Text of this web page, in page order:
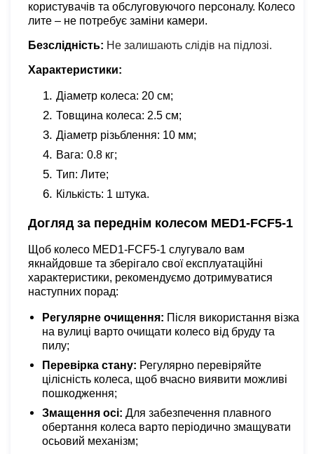
користувачів та обслуговуючого персоналу. Колесо
лите – не потребує заміни камери.
Безслідність: Не залишають слідів на підлозі.
Характеристики:
Діаметр колеса: 20 см;
Товщина колеса: 2.5 см;
Діаметр різьблення: 10 мм;
Вага: 0.8 кг;
Тип: Лите;
Кількість: 1 штука.
Догляд за переднім колесом MED1-FCF5-1
Щоб колесо MED1-FCF5-1 слугувало вам
якнайдовше та зберігало свої експлуатаційні
характеристики, рекомендуємо дотримуватися
наступних порад:
Регулярне очищення: Після використання візка
на вулиці варто очищати колесо від бруду та
пилу;
Перевірка стану: Регулярно перевіряйте
цілісність колеса, щоб вчасно виявити можливі
пошкодження;
Змащення осі: Для забезпечення плавного
обертання колеса варто періодично змащувати
осьовий механізм;